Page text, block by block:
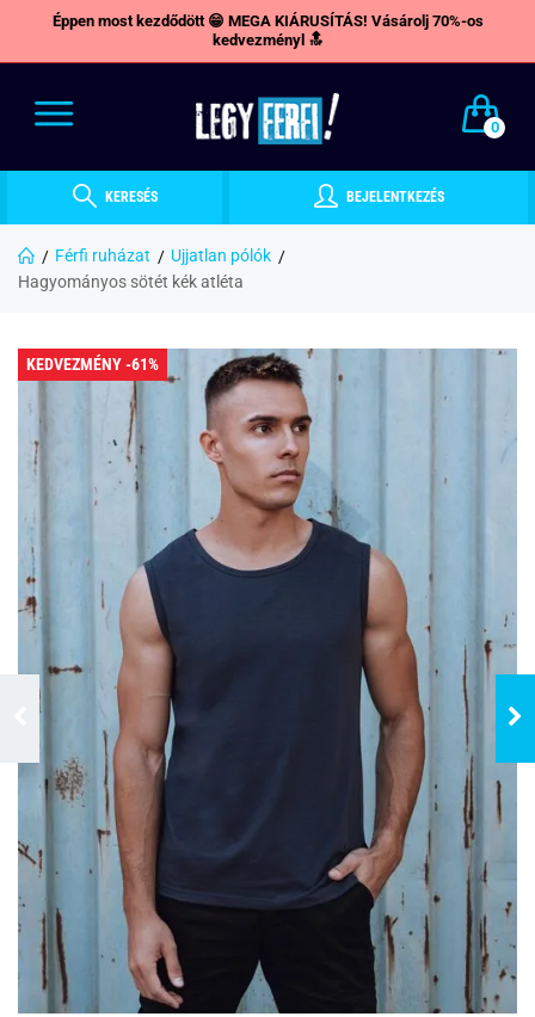
Éppen most kezdődött 😁 MEGA KIÁRUSÍTÁS! Vásárolj 70%-os
kedvezményl 🔝
0
KERESÉS BEJELENTKEZÉS
Férfi ruházat
Ujjatlan pólók
Hagyományos sötét kék atléta
KEDVEZMÉNY -61%